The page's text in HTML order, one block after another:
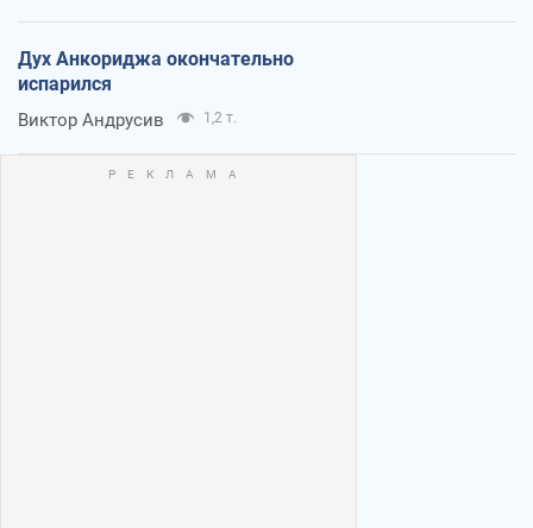
Дух Анкориджа окончательно
испарился
Виктор Андрусив 1,2 т.